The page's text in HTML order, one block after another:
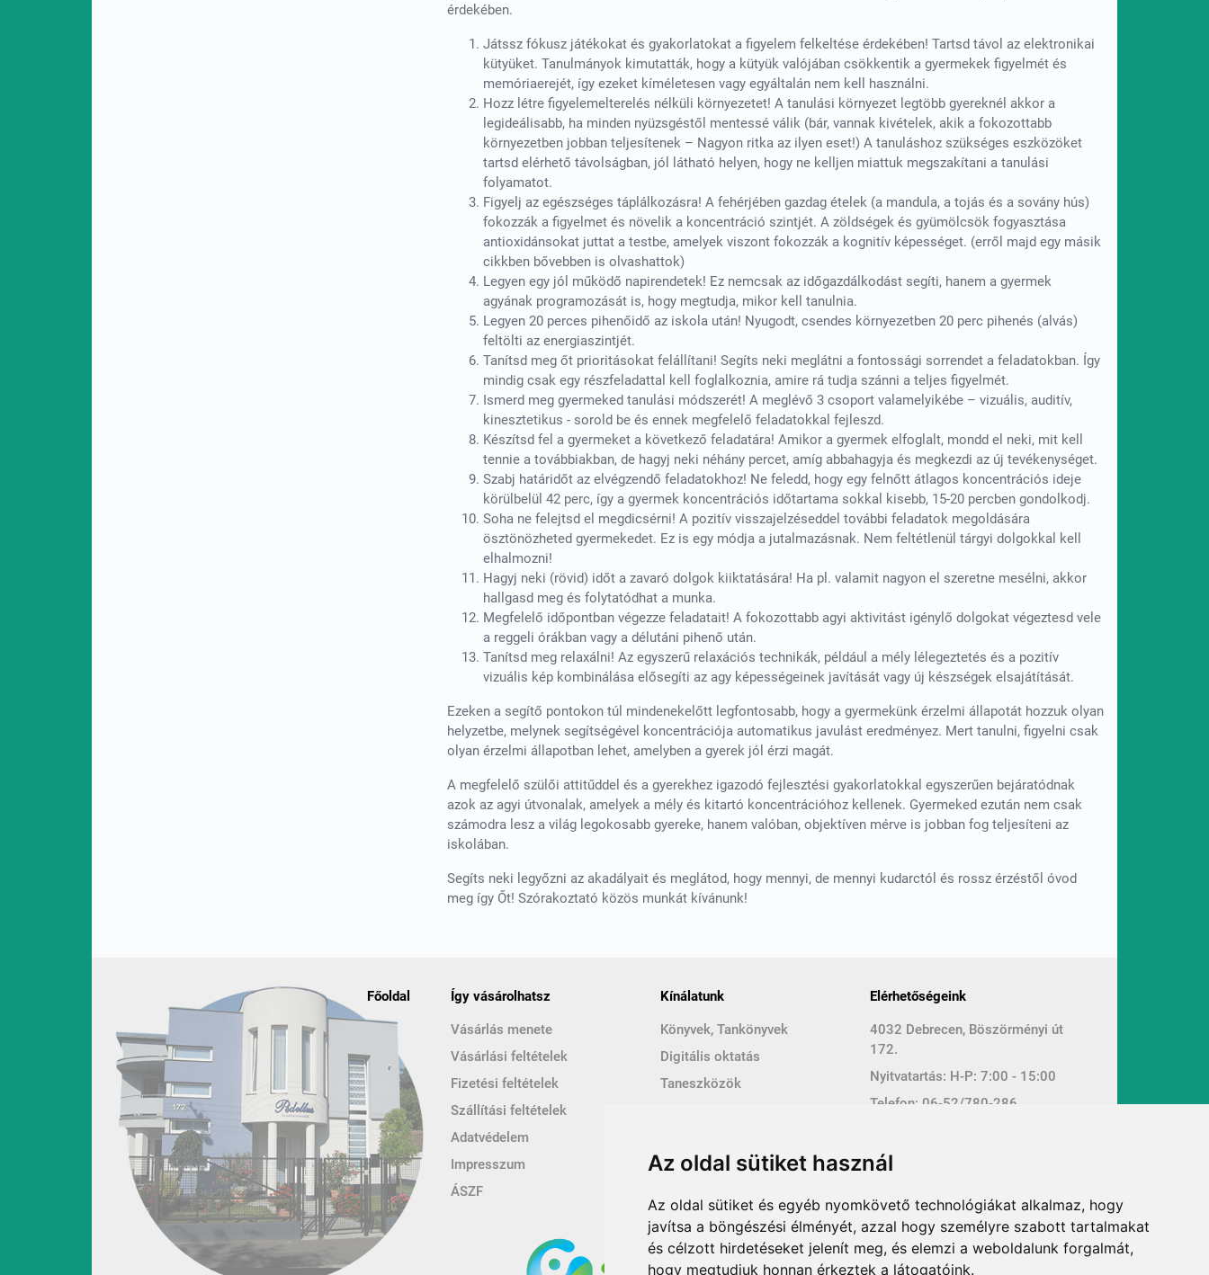
Az oldal sütiket használ
Az oldal sütiket és egyéb nyomkövető technológiákat alkalmaz, hogy
javítsa a böngészési élményét, azzal hogy személyre szabott tartalmakat
és célzott hirdetéseket jelenít meg, és elemzi a weboldalunk forgalmát,
hogy megtudjuk honnan érkeztek a látogatóink.
érdekében.
Játssz fókusz játékokat és gyakorlatokat a figyelem felkeltése érdekében! Tartsd távol az elektronikai
kütyüket. Tanulmányok kimutatták, hogy a kütyük valójában csökkentik a gyermekek figyelmét és
memóriaerejét, így ezeket kíméletesen vagy egyáltalán nem kell használni.
Hozz létre figyelemelterelés nélküli környezetet! A tanulási környezet legtöbb gyereknél akkor a
legideálisabb, ha minden nyüzsgéstől mentessé válik (bár, vannak kivételek, akik a fokozottabb
környezetben jobban teljesítenek – Nagyon ritka az ilyen eset!) A tanuláshoz szükséges eszközöket
tartsd elérhető távolságban, jól látható helyen, hogy ne kelljen miattuk megszakítani a tanulási
folyamatot.
Figyelj az egészséges táplálkozásra! A fehérjében gazdag ételek (a mandula, a tojás és a sovány hús)
fokozzák a figyelmet és növelik a koncentráció szintjét. A zöldségek és gyümölcsök fogyasztása
antioxidánsokat juttat a testbe, amelyek viszont fokozzák a kognitív képességet. (erről majd egy másik
cikkben bővebben is olvashattok)
Legyen egy jól működő napirendetek! Ez nemcsak az időgazdálkodást segíti, hanem a gyermek
agyának programozását is, hogy megtudja, mikor kell tanulnia.
Legyen 20 perces pihenőidő az iskola után! Nyugodt, csendes környezetben 20 perc pihenés (alvás)
feltölti az energiaszintjét.
Tanítsd meg őt prioritásokat felállítani! Segíts neki meglátni a fontossági sorrendet a feladatokban. Így
mindig csak egy részfeladattal kell foglalkoznia, amire rá tudja szánni a teljes figyelmét.
Ismerd meg gyermeked tanulási módszerét! A meglévő 3 csoport valamelyikébe – vizuális, auditív,
kinesztetikus - sorold be és ennek megfelelő feladatokkal fejleszd.
Készítsd fel a gyermeket a következő feladatára! Amikor a gyermek elfoglalt, mondd el neki, mit kell
tennie a továbbiakban, de hagyj neki néhány percet, amíg abbahagyja és megkezdi az új tevékenységet.
Szabj határidőt az elvégzendő feladatokhoz! Ne feledd, hogy egy felnőtt átlagos koncentrációs ideje
körülbelül 42 perc, így a gyermek koncentrációs időtartama sokkal kisebb, 15-20 percben gondolkodj.
Soha ne felejtsd el megdicsérni! A pozitív visszajelzéseddel további feladatok megoldására
ösztönözheted gyermekedet. Ez is egy módja a jutalmazásnak. Nem feltétlenül tárgyi dolgokkal kell
elhalmozni!
Hagyj neki (rövid) időt a zavaró dolgok kiiktatására! Ha pl. valamit nagyon el szeretne mesélni, akkor
hallgasd meg és folytatódhat a munka.
Megfelelő időpontban végezze feladatait! A fokozottabb agyi aktivitást igénylő dolgokat végeztesd vele
a reggeli órákban vagy a délutáni pihenő után.
Tanítsd meg relaxálni! Az egyszerű relaxációs technikák, például a mély lélegeztetés és a pozitív
vizuális kép kombinálása elősegíti az agy képességeinek javítását vagy új készségek elsajátítását.
Ezeken a segítő pontokon túl mindenekelőtt legfontosabb, hogy a gyermekünk érzelmi állapotát hozzuk olyan
helyzetbe, melynek segítségével koncentrációja automatikus javulást eredményez. Mert tanulni, figyelni csak
olyan érzelmi állapotban lehet, amelyben a gyerek jól érzi magát.
A megfelelő szülői attitűddel és a gyerekhez igazodó fejlesztési gyakorlatokkal egyszerűen bejáratódnak
azok az agyi útvonalak, amelyek a mély és kitartó koncentrációhoz kellenek. Gyermeked ezután nem csak
számodra lesz a világ legokosabb gyereke, hanem valóban, objektíven mérve is jobban fog teljesíteni az
iskolában.
Segíts neki legyőzni az akadályait és meglátod, hogy mennyi, de mennyi kudarctól és rossz érzéstől óvod
meg így Őt! Szórakoztató közös munkát kívánunk!
Főoldal Így vásárolhatsz
Vásárlás menete
Vásárlási feltételek
Fizetési feltételek
Szállítási feltételek
Adatvédelem
Impresszum
ÁSZF
Kínálatunk
Könyvek, Tankönyvek
Digitális oktatás
Taneszközök
Elérhetőségeink
4032 Debrecen, Böszörményi út
172.
Nyitvatartás: H-P: 7:00 - 15:00
Telefon: 06-52/780-286
E-mail: